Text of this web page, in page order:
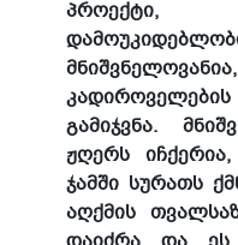
პროექტი,
კადიროველების
გამიჯვნა.
ჟღერს
ჯამში სურათს
აღქმის